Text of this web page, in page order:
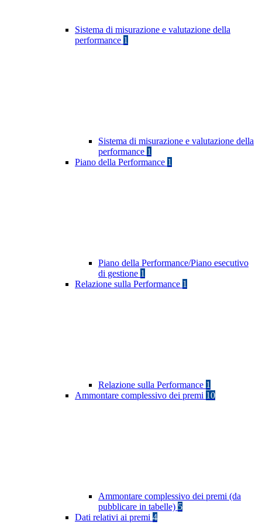
Sistema di misurazione e valutazione della
performance 1
Sistema di misurazione e valutazione della
performance 1
Piano della Performance 1
Piano della Performance/Piano esecutivo
di gestione 1
Relazione sulla Performance 1
Relazione sulla Performance 1
Ammontare complessivo dei premi 10
Ammontare complessivo dei premi (da
pubblicare in tabelle) 5
Dati relativi ai premi 4